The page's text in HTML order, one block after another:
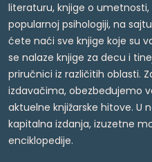
literaturu, knjige o umetnosti,
popularnoj psihologiji, na
ćete naći sve knjige koje su
se nalaze knjige za decu i
priručnici iz različitih oblasti.
izdavačima, obezbeđujemo
aktuelne knjižarske hitove. U
kapitalna izdanja, izuzetne
enciklopedije.